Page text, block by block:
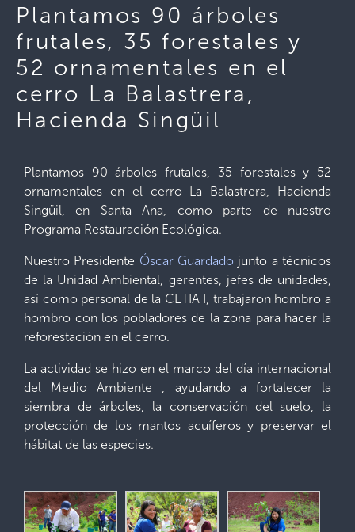
Plantamos 90 árboles
frutales, 35 forestales y
52 ornamentales en el
cerro La Balastrera,
Hacienda Singüil
Plantamos 90 árboles frutales, 35 forestales y 52
ornamentales en el cerro La Balastrera, Hacienda
Singüil, en Santa Ana, como parte de nuestro
Programa Restauración Ecológica.
Nuestro Presidente Óscar Guardado junto a técnicos
de la Unidad Ambiental, gerentes, jefes de unidades,
así como personal de la CETIA I, trabajaron hombro a
hombro con los pobladores de la zona para hacer la
reforestación en el cerro.
La actividad se hizo en el marco del día internacional
del Medio Ambiente , ayudando a fortalecer la
siembra de árboles, la conservación del suelo, la
protección de los mantos acuíferos y preservar el
hábitat de las especies.